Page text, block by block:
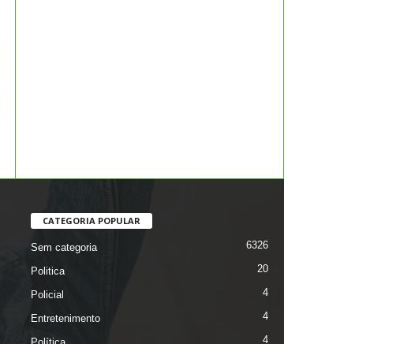
CATEGORIA POPULAR
Sem categoria 6326
Politica 20
Policial 4
Entretenimento 4
4